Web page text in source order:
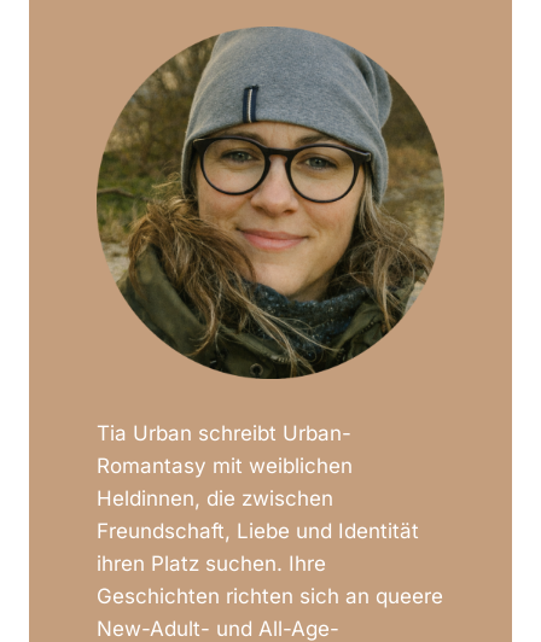
Tia Urban schreibt Urban-
Romantasy mit weiblichen
Heldinnen, die zwischen
Freundschaft, Liebe und Identität
ihren Platz suchen. Ihre
Geschichten richten sich an queere
New-Adult- und All-Age-